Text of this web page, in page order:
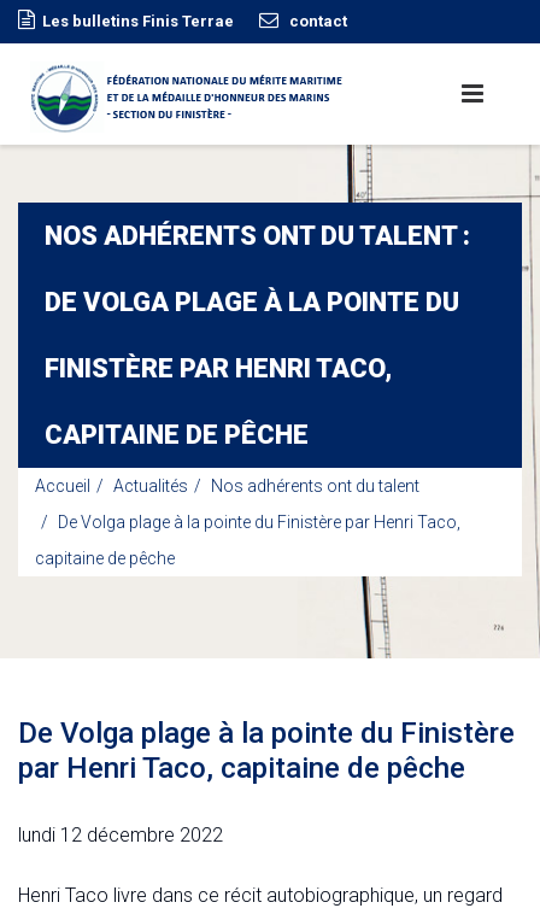
Les bulletins Finis Terrae contact
NOS ADHÉRENTS ONT DU TALENT :
DE VOLGA PLAGE À LA POINTE DU
FINISTÈRE PAR HENRI TACO,
CAPITAINE DE PÊCHE
Accueil Actualités
Nos adhérents ont du talent
De Volga plage à la pointe du Finistère par Henri Taco,
capitaine de pêche
De Volga plage à la pointe du Finistère
par Henri Taco, capitaine de pêche
lundi 12 décembre 2022
Henri Taco livre dans ce récit autobiographique, un regard